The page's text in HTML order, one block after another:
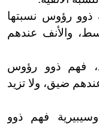
ذوو رؤوس نسبتها
و75 ـ 80% للوسط، والأنف عندهم
فهم ذوو رؤوس
75% والأنف عندهم ضيق، ولا تزيد
فهم ذوو